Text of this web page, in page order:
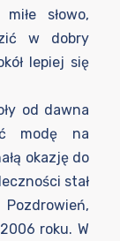
słowo,
w dobry
lepiej się
od dawna
modę na
okazję do
stał
roku. W